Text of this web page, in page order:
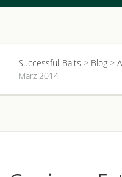
Successful-Baits > Blog >
März 2014